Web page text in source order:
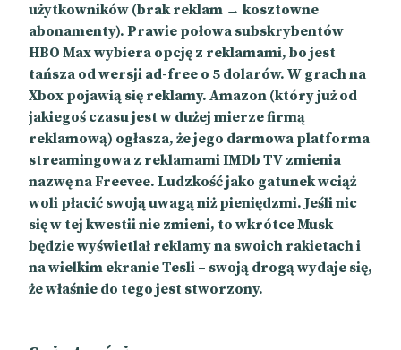
użytkowników (brak reklam → kosztowne
abonamenty). Prawie połowa subskrybentów
HBO Max wybiera opcję z reklamami, bo jest
tańsza od wersji ad-free o 5 dolarów. W grach na
Xbox pojawią się reklamy. Amazon (który już od
jakiegoś czasu jest w dużej mierze firmą
reklamową) ogłasza, że jego darmowa platforma
streamingowa z reklamami IMDb TV zmienia
nazwę na Freevee. Ludzkość jako gatunek wciąż
woli płacić swoją uwagą niż pieniędzmi. Jeśli nic
się w tej kwestii nie zmieni, to wkrótce Musk
będzie wyświetlał reklamy na swoich rakietach i
na wielkim ekranie Tesli – swoją drogą wydaje się,
że właśnie do tego jest stworzony.